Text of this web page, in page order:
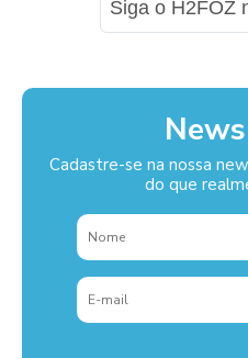
Siga o H2FOZ
Cadastre-se na nossa
do que